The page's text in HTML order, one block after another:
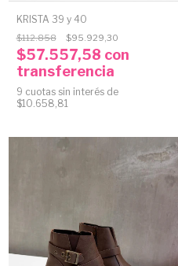
KRISTA 39 y 40
$112.858 $95.929,30
$57.557,58 con
transferencia
9 cuotas sin interés de
$10.658,81